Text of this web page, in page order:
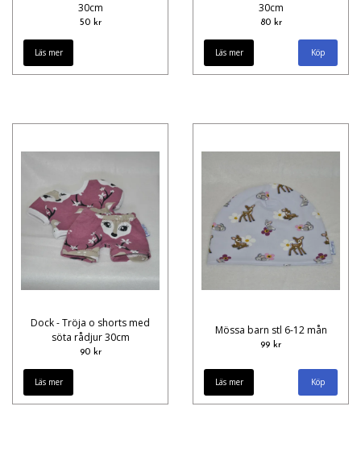
30cm
50 kr
Läs mer
30cm
80 kr
Läs mer
Dock - Tröja o shorts med
söta rådjur 30cm
90 kr
Läs mer
Mössa barn stl 6-12 mån
99 kr
Läs mer